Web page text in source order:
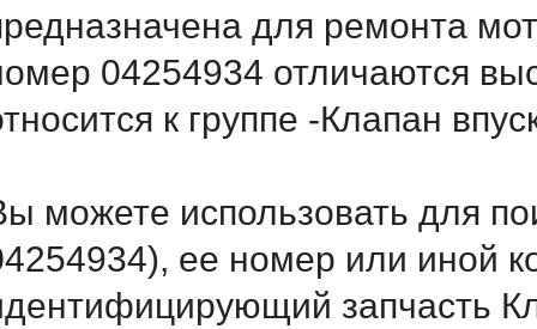
для ремонта
04254934 отличаются
к группе -Клапан
можете использовать для
ее номер или иной
запчасть